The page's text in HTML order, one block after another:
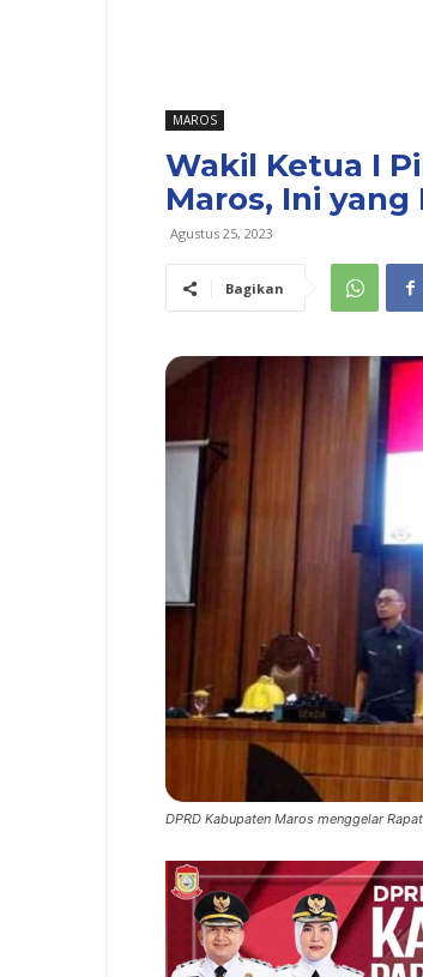
MAROS
Wakil Ketua I
Maros, Ini yang
Agustus 25, 2023
Bagikan
DPRD Kabupaten Maros menggelar